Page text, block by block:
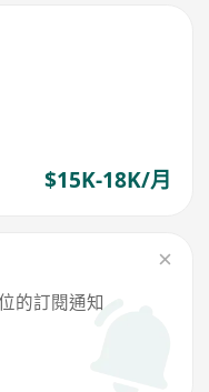
$15K-18K/月
的訂閱通知